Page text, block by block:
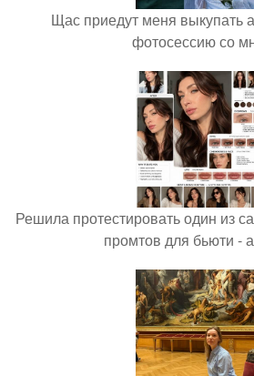
Щас приедут меня выкупать
фотосессию со
Решила протестировать один из
промтов для бьюти -